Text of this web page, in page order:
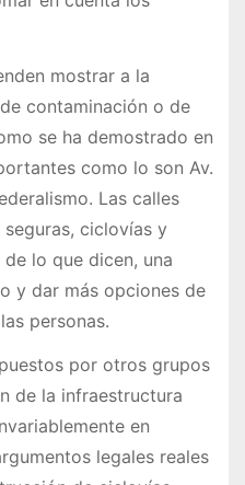
mostrar a la
contaminación o de
se ha demostrado en
como lo son Av.
Las calles
ciclovías y
lo que dicen, una
y dar más opciones de
personas.
por otros grupos
de la infraestructura
en
legales reales